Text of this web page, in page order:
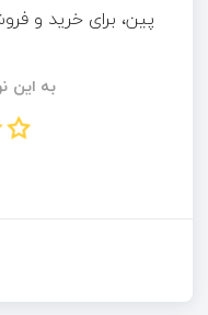
پین، برای خرید و
به این